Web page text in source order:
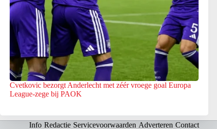
Cvetkovic bezorgt Anderlecht met zéér vroege goal Europa
League-zege bij PAOK
Info Redactie Servicevoorwaarden Adverteren Contact